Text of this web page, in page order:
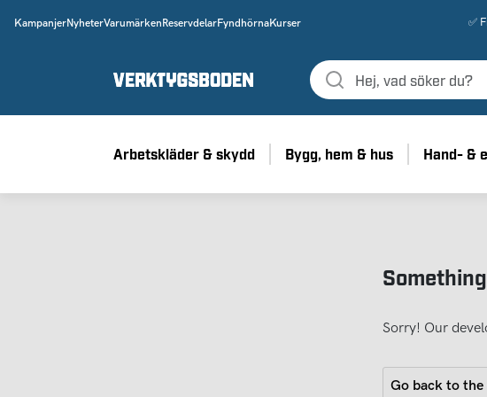
KampanjerNyheterVarumärken ReservdelarFyndhörnaKurser ✅
Arbetskläder & skydd Bygg, hem & hus Hand- &
Sorry! Our
Go back to the